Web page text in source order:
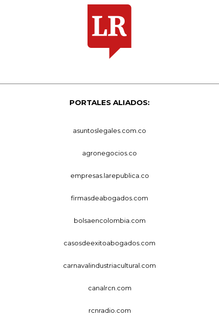
PORTALES ALIADOS:
asuntoslegales.com.co
agronegocios.co
empresas.larepublica.co
firmasdeabogados.com
bolsaencolombia.com
casosdeexitoabogados.com
carnavalindustriacultural.com
canalrcn.com
rcnradio.com